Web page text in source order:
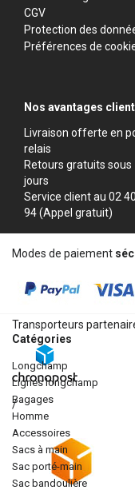
CGV
Protection des
Préférences de
Nos avantages
Livraison offerte en
relais
Retours gratuits sous
jours
Service client au 02
94 (Appel gratuit)
Modes de paiement
Transporteurs
/
Catégories
longchamp
lignes longchamp
bagages
homme
accessoires
sacs à main
sac porté-main
sac bandoulière